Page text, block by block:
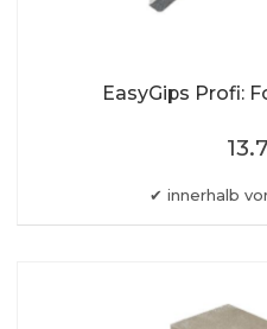
EasyGips Profi:
innerhalb